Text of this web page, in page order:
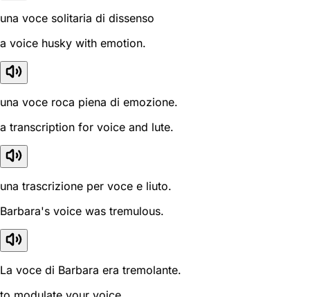
una voce solitaria di dissenso
a voice husky with emotion.
una voce roca piena di emozione.
a transcription for voice and lute.
una trascrizione per voce e liuto.
Barbara's voice was tremulous.
La voce di Barbara era tremolante.